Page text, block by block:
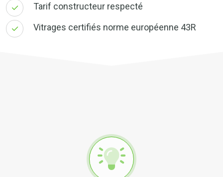
Tarif constructeur respecté
Vitrages certifiés norme européenne 43R